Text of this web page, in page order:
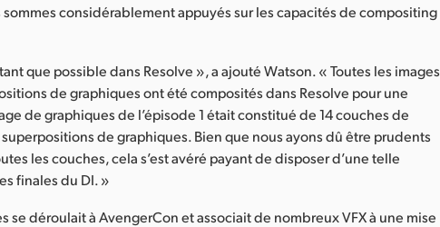
sommes considérablement appuyés sur les capacités de compositing
que possible dans Resolve », a ajouté Watson. « Toutes les images
de graphiques ont été composités dans Resolve pour une
de graphiques de l’épisode 1 était constitué de 14 couches de
de graphiques. Bien que nous ayons dû être prudents
les couches, cela s’est avéré payant de disposer d’une telle
finales du DI. »
se déroulait à AvengerCon et associait de nombreux VFX à une mise